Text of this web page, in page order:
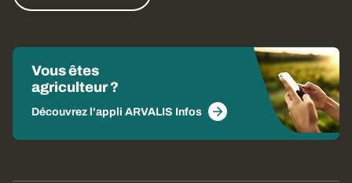
Vous êtes
agriculteur ?
Découvrez l'appli ARVALIS Infos